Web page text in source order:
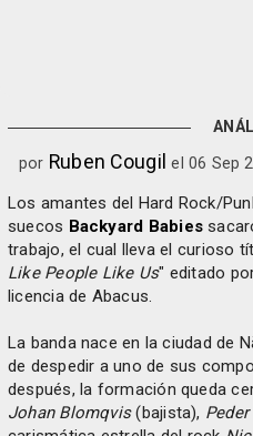
por Ruben Cougil el 06 Sep
Los amantes del Hard Rock/
suecos Backyard Babies
trabajo, el cual lleva el curioso
Like People Like Us" editado
licencia de Abacus.
La banda nace en la ciudad de
de despedir a uno de sus
después, la formación queda
Johan Blomqvis(bajista),